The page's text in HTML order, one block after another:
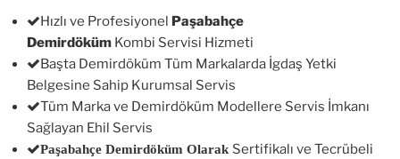
Hızlı ve Profesiyonel Paşabahçe
Demirdöküm Kombi Servisi Hizmeti
Başta Demirdöküm Tüm Markalarda İgdaş Yetki
Belgesine Sahip Kurumsal Servis
Tüm Marka ve Demirdöküm Modellere Servis İmkanı
Sağlayan Ehil Servis
Paşabahçe Demirdöküm Olarak Sertifikalı ve Tecrübeli